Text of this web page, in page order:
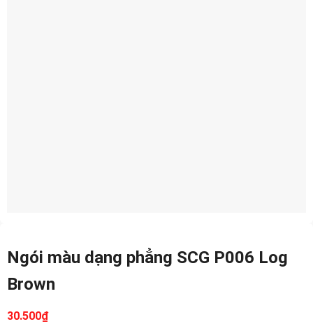
Ngói màu dạng phẳng SCG P006 Log
Brown
30.500₫